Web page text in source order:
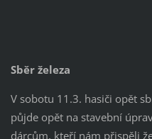
Sběr železa
V sobotu 11.3. hasiči opět
půjde opět na stavební
dárcům, kteří nám přispěli